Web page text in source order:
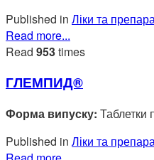
Published in Ліки та
Read more...
Read 953times
ГЛЕМПИД®
Форма випуску: Таблетки
Published in Ліки та